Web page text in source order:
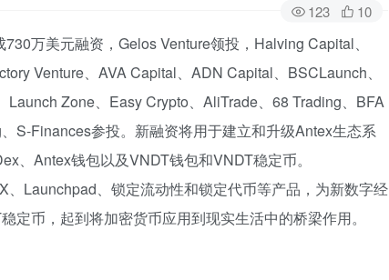
123 10
万美元融资，Gelos Venture领投，Halving Capital、
Venture、AVA Capital、ADN Capital、BSCLaunch、
Zone、Easy Crypto、AliTrade、68 Trading、BFA
S-Finances参投。新融资将用于建立和升级Antex生态系
、Antex钱包以及VNDT钱包和VNDT稳定币。
Launchpad、锁定流动性和锁定代币等产品，为新数字经
币，起到将加密货币应用到现实生活中的桥梁作用。